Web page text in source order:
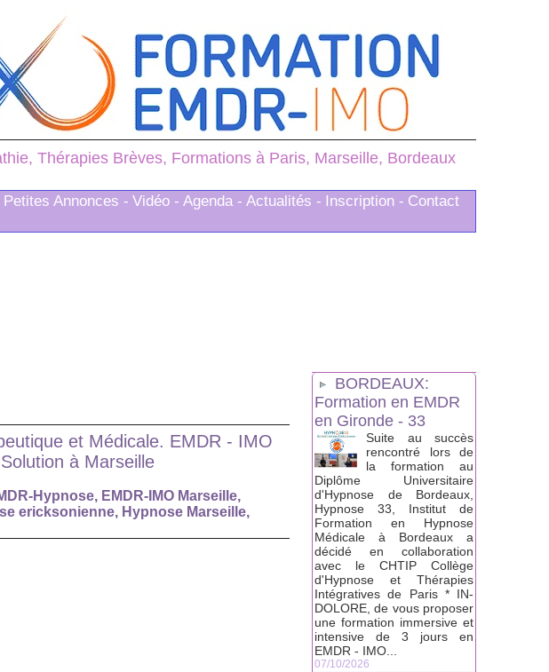
Thérapies Brèves, Formations à Paris, Marseille, Bordeaux
Petites Annonces - Vidéo - Agenda - Actualités - Inscription - Contact
et Médicale. EMDR - IMO
à Marseille
Hypnose, EMDR-IMO Marseille,
ericksonienne, Hypnose Marseille,
BORDEAUX:
Formation en EMDR
en Gironde - 33
Suite au succès
rencontré lors de
la formation au
Diplôme Universitaire
d'Hypnose de Bordeaux,
Hypnose 33, Institut de
Formation en Hypnose
Médicale à Bordeaux a
décidé en collaboration
avec le CHTIP Collège
d'Hypnose et Thérapies
Intégratives de Paris * IN-
DOLORE, de vous proposer
une formation immersive et
intensive de 3 jours en
EMDR - IMO...
07/10/2026